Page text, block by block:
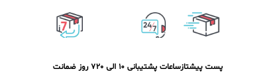
پست پیشتازساعات پشتیبانی 10 الی 20 7 روز ضمانت